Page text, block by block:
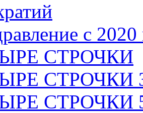
с 2020
СТРОЧКИ
СТРОЧКИ 3
СТРОЧКИ 5